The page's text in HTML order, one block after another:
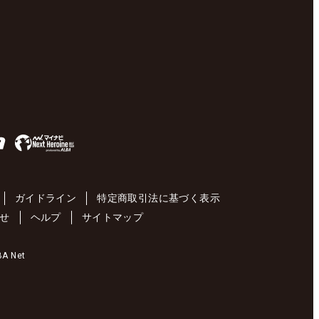
ガイドライン
特定商取引法に基づく表示
ヘルプ サイトマップ
Net